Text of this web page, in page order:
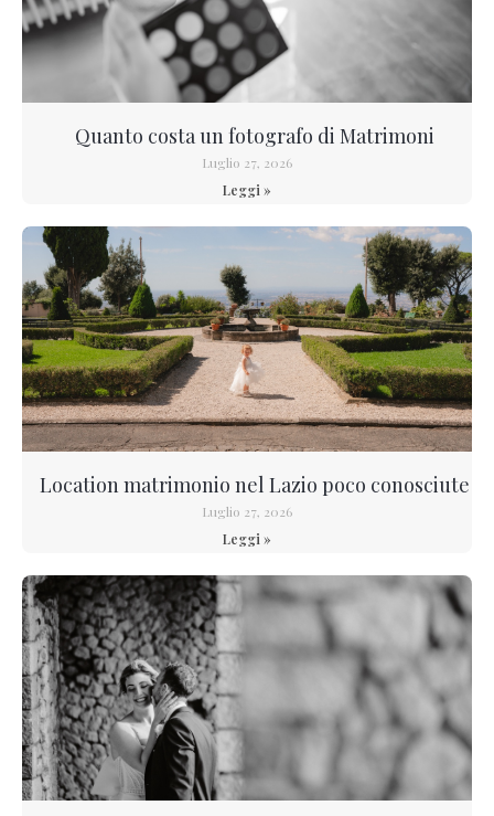
Quanto costa un fotografo di Matrimoni
Luglio 27, 2026
Leggi »
Location matrimonio nel Lazio poco conosciute
Luglio 27, 2026
Leggi »